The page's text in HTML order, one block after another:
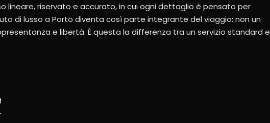
lineare, riservato e accurato, in cui ogni dettaglio è pensato per
di lusso a Porto diventa così parte integrante del viaggio: non un
e libertà. È questa la differenza tra un servizio standard e